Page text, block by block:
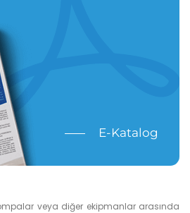
E-Katalog
veya diğer ekipmanlar arasında